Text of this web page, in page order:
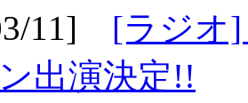
11] [ラジオ
出演決定!!